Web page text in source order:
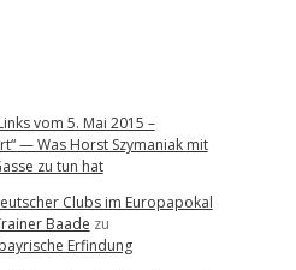
vom 5. Mai 2015 –
— Was Horst Szymaniak mit
zu tun hat
Clubs im Europapokal
Baade zu
Erfindung